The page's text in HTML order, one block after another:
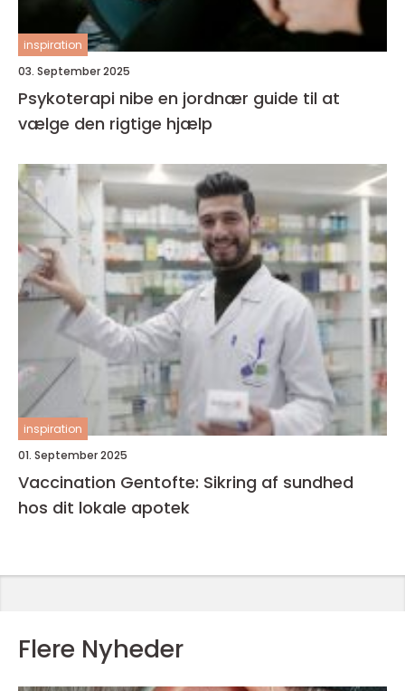
inspiration
03. September 2025
Psykoterapi nibe en jordnær guide til at
vælge den rigtige hjælp
inspiration
01. September 2025
Vaccination Gentofte: Sikring af sundhed
hos dit lokale apotek
Flere Nyheder